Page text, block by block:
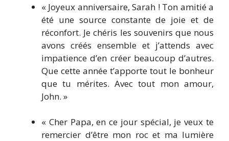
« Joyeux anniversaire, Sarah ! Ton amitié a
été une source constante de joie et de
réconfort. Je chéris les souvenirs que nous
avons créés ensemble et j’attends avec
impatience d’en créer beaucoup d’autres.
Que cette année t’apporte tout le bonheur
que tu mérites. Avec tout mon amour,
John. »
« Cher Papa, en ce jour spécial, je veux te
remercier d’être mon roc et ma lumière